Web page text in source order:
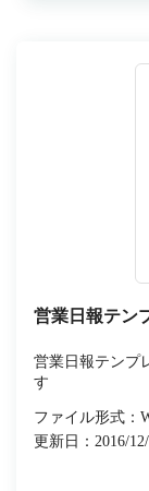
営業日報テン
営業日報テンプ
す
ファイル形式：
更新日：2016/